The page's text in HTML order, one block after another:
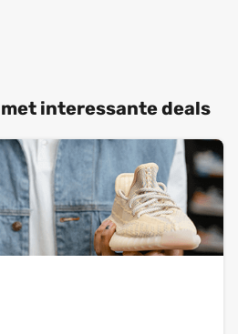
interessante deals